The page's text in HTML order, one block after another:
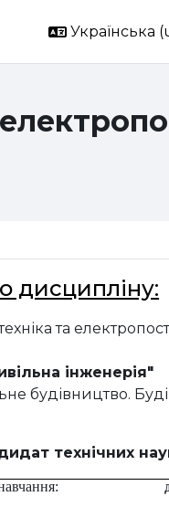
Українська
дисципліну:
та
інженерія"
будівництво.
технічних